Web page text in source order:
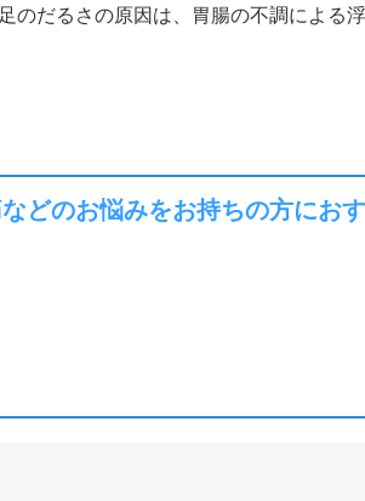
のだるさの原因は、胃腸の不調による
どのお悩みをお持ちの方にお